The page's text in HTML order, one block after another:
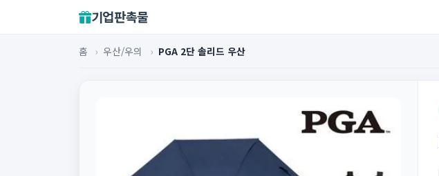
기업판촉물
홈 › 우산/우의 › PGA 2단 솔리드 우산